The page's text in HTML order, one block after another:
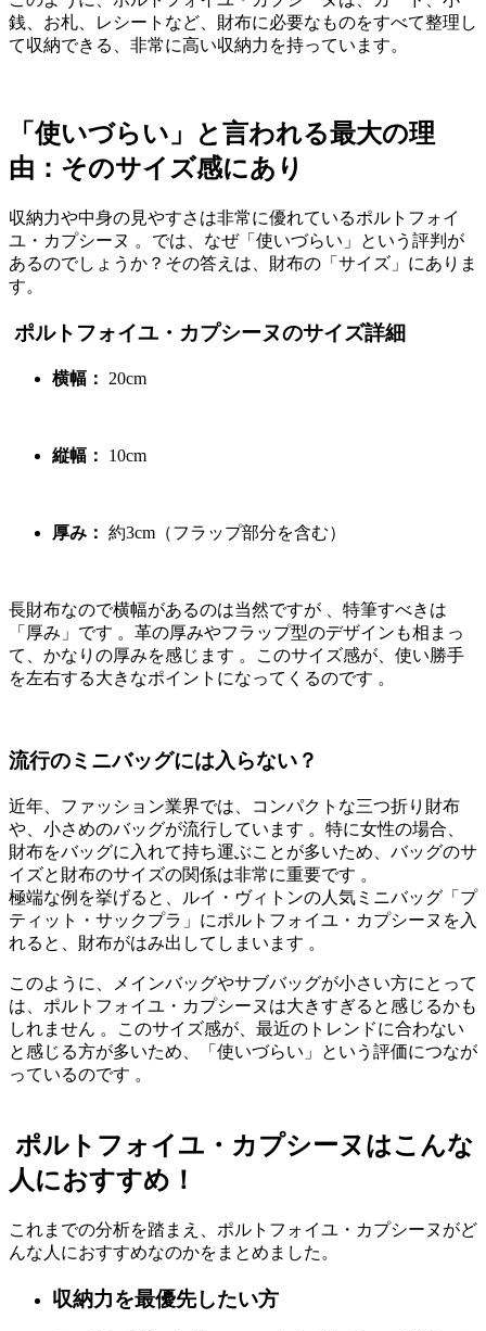
銭、お札、レシートなど、財布に必要なものをすべて整理し
て収納できる、非常に高い収納力を持っています。
「使いづらい」と言われる最大の理
由：そのサイズ感にあり
収納力や中身の見やすさは非常に優れているポルトフォイ
ユ・カプシーヌ 。では、なぜ「使いづらい」という評判が
あるのでしょうか？その答えは、財布の「サイズ」にありま
す。
ポルトフォイユ・カプシーヌのサイズ詳細
横幅： 20cm
縦幅： 10cm
厚み： 約3cm（フラップ部分を含む）
長財布なので横幅があるのは当然ですが
、特筆すべきは
「厚み」です 。革の厚みやフラップ型のデザインも相まっ
て、かなりの厚みを感じます 。このサイズ感が、使い勝手
を左右する大きなポイントになってくるのです 。
流行のミニバッグには入らない？
近年、ファッション業界では、コンパクトな三つ折り財布
や、小さめのバッグが流行しています 。特に女性の場合、
財布をバッグに入れて持ち運ぶことが多いため、バッグのサ
イズと財布のサイズの関係は非常に重要です 。
極端な例を挙げると、ルイ・ヴィトンの人気ミニバッグ「プ
ティット・サックプラ」にポルトフォイユ・カプシーヌを入
れると、財布がはみ出してしまいます 。
このように、メインバッグやサブバッグが小さい方にとって
は、ポルトフォイユ・カプシーヌは大きすぎると感じるかも
しれません 。このサイズ感が、最近のトレンドに合わない
と感じる方が多いため、「使いづらい」という評価につなが
っているのです 。
ポルトフォイユ・カプシーヌはこんな
人におすすめ！
これまでの分析を踏まえ、ポルトフォイユ・カプシーヌがど
んな人におすすめなのかをまとめました。
収納力を最優先したい方